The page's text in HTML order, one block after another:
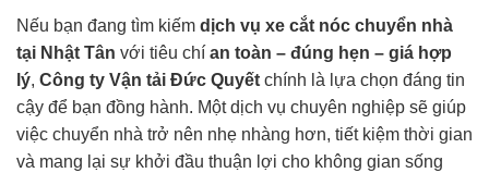
Nếu bạn đang tìm kiếm dịch vụ xe cắt nóc chuyển nhà
tại Nhật Tân với tiêu chí an toàn – đúng hẹn – giá hợp
lý, Công ty Vận tải Đức Quyết chính là lựa chọn đáng tin
cậy để bạn đồng hành. Một dịch vụ chuyên nghiệp sẽ giúp
việc chuyển nhà trở nên nhẹ nhàng hơn, tiết kiệm thời gian
và mang lại sự khởi đầu thuận lợi cho không gian sống